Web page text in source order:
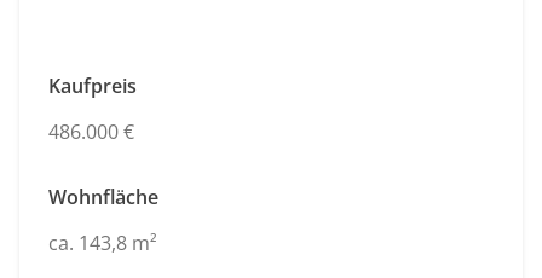
Kaufpreis
486.000 €
Wohnfläche
ca. 143,8 m²